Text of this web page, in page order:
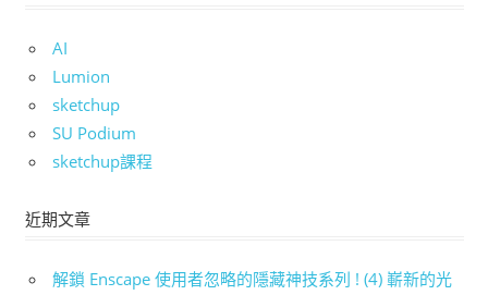
AI
Lumion
sketchup
SU Podium
sketchup課程
近期文章
解鎖 Enscape 使用者忽略的隱藏神技系列 ! (4) 嶄新的光